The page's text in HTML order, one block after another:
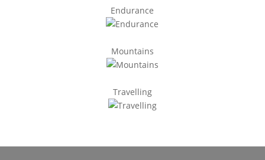
Endurance
Mountains
Travelling